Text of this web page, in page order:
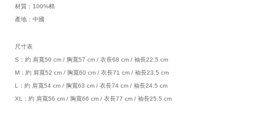
材質：100%棉
產地：中國
尺寸表
S：約 肩寬50 cm / 胸寬57 cm / 衣長68 cm / 袖長22.5 cm
M：約 肩寬52 cm / 胸寬60 cm / 衣長71 cm / 袖長23.5 cm
L：約 肩寬54 cm / 胸寬63 cm / 衣長74 cm / 袖長24.5 cm
XL：約 肩寬56 cm / 胸寬66 cm / 衣長77 cm / 袖長25.5 cm